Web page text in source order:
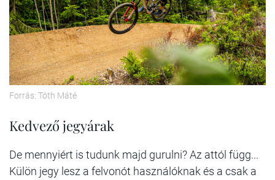
Forrás: Tóth Máté
Kedvező jegyárak
De mennyiért is tudunk majd gurulni? Az attól függ...
Külön jegy lesz a felvonót használóknak és a csak a